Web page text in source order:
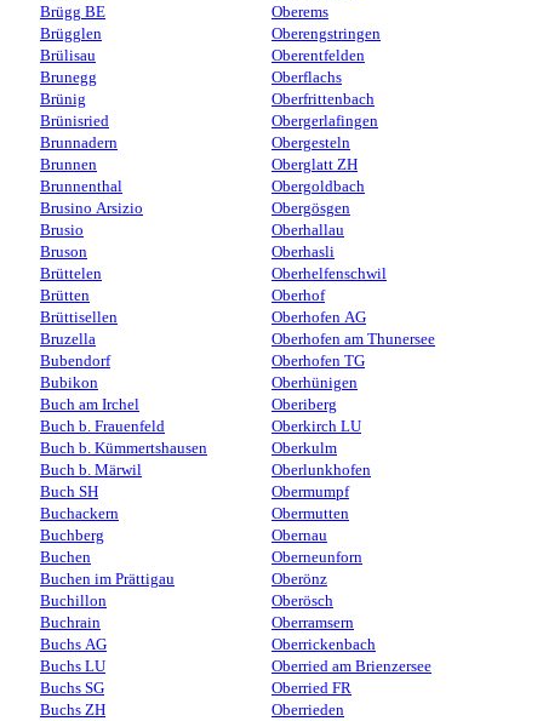
Brügg BE
Brügglen
Brülisau
Brunegg
Brünig
Brünisried
Brunnadern
Brunnen
Brunnenthal
Brusino Arsizio
Brusio
Bruson
Brüttelen
Brütten
Brüttisellen
Bruzella
Bubendorf
Bubikon
Buch am Irchel
Buch b. Frauenfeld
Buch b. Kümmertshausen
Buch b. Märwil
Buch SH
Buchackern
Buchberg
Buchen
Buchen im Prättigau
Buchillon
Buchrain
Buchs AG
Buchs LU
Buchs SG
Buchs ZH
Oberems
Oberengstringen
Oberentfelden
Oberflachs
Oberfrittenbach
Obergerlafingen
Obergesteln
Oberglatt ZH
Obergoldbach
Obergösgen
Oberhallau
Oberhasli
Oberhelfenschwil
Oberhof
Oberhofen AG
Oberhofen am Thunersee
Oberhofen TG
Oberhünigen
Oberiberg
Oberkirch LU
Oberkulm
Oberlunkhofen
Obermumpf
Obermutten
Obernau
Oberneunforn
Oberönz
Oberösch
Oberramsern
Oberrickenbach
Oberried am Brienzersee
Oberried FR
Oberrieden